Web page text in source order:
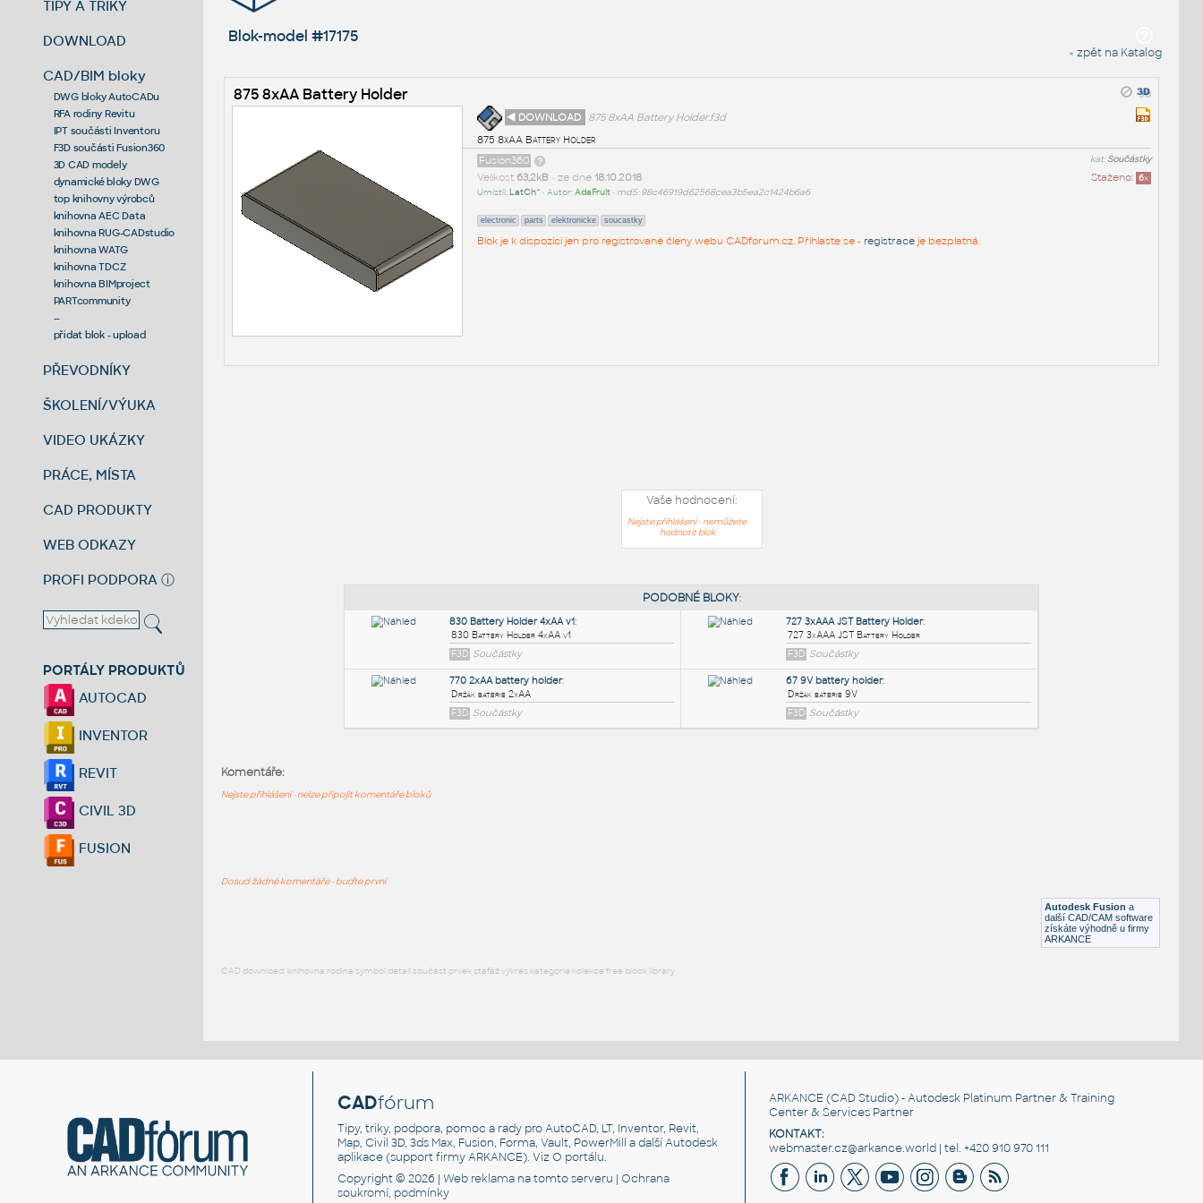
TIPY A TRIKY
DOWNLOAD
CAD/BIM bloky
DWG bloky AutoCADu
RFA rodiny Revitu
IPT součásti Inventoru
F3D součásti Fusion360
3D CAD modely
dynamické bloky DWG
top knihovny výrobců
knihovna AEC Data
knihovna RUG-CADstudio
knihovna WATG
knihovna TDCZ
knihovna BIMproject
PARTcommunity
--
přidat blok - upload
PŘEVODNÍKY
ŠKOLENÍ/VÝUKA
VIDEO UKÁZKY
PRÁCE, MÍSTA
CAD PRODUKTY
WEB ODKAZY
PROFI PODPORA ⓘ
PORTÁLY PRODUKTŮ
AUTOCAD
INVENTOR
REVIT
CIVIL 3D
FUSION
Blok-model #17175
« zpět na Katalog
875 8xAA Battery Holder
◄ DOWNLOAD
875 8xAA Battery Holder.f3d
875 8xAA Battery Holder
kat:Součástky
Fusion360
Staženo: 6x
Velikost 63,2kB• ze dne 18.10.2018
Umístil: LatCh^ • Autor:AdaFruit• md5: 98c46919d62568cea3b5ea2c1424b6a6
electronic parts elektronicke soucastky
Blok je k dispozici jen pro registrované členy webu CADforum.cz. Přihlaste se - registraceje bezplatná.
Vaše hodnocení:
Nejste přihlášeni - nemůžete
hodnotit blok
Autodesk Fusion a
další CAD/CAM software
získáte výhodně u firmy
ARKANCE
Komentáře:
Nejste přihlášeni - nelze připojit komentáře bloků
Dosud žádné komentáře - buďte první
CAD download: knihovna rodina symbol detail součást prvek stafáž výkres kategorie kolekce free block library
CADfórum
Tipy, triky, podpora, pomoc a rady pro AutoCAD, LT, Inventor, Revit,
Map, Civil 3D, 3ds Max, Fusion, Forma, Vault, PowerMill a další Autodesk
aplikace (support firmy ARKANCE). VizO portálu.
Copyright © 2026 |Web reklama na tomto serveru |Ochrana
soukromí, podmínky
ARKANCE (CAD Studio) - Autodesk Platinum Partner & Training
Center & Services Partner
KONTAKT:
webmaster.cz@arkance.world | tel. +420 910 970 111